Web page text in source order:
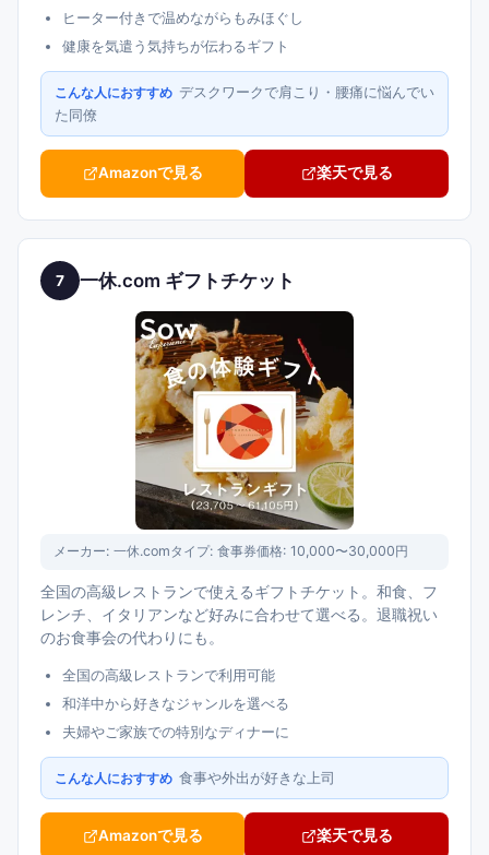
ヒーター付きで温めながらもみほぐし
健康を気遣う気持ちが伝わるギフト
こんな人におすすめ デスクワークで肩こり・腰痛に悩んでい
た同僚
Amazonで見る 楽天で見る
7 一休.com ギフトチケット
メーカー: 一休.comタイプ: 食事券価格: 10,000〜30,000円
全国の高級レストランで使えるギフトチケット。和食、フ
レンチ、イタリアンなど好みに合わせて選べる。退職祝い
のお食事会の代わりにも。
全国の高級レストランで利用可能
和洋中から好きなジャンルを選べる
夫婦やご家族での特別なディナーに
こんな人におすすめ 食事や外出が好きな上司
Amazonで見る 楽天で見る